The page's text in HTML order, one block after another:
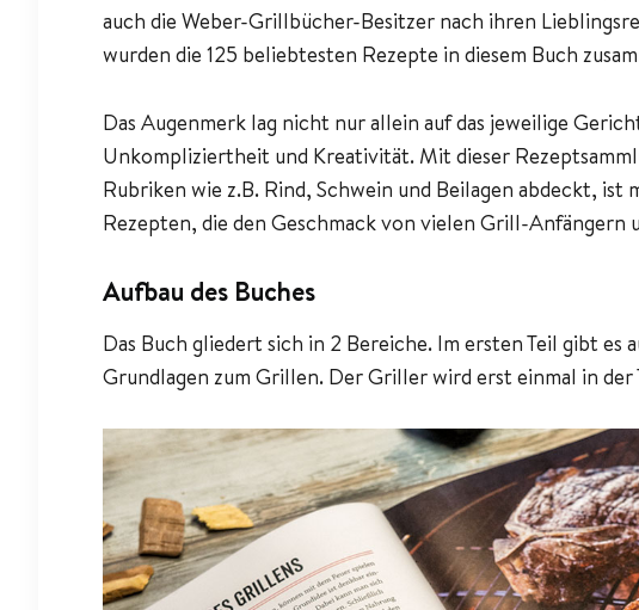
auch die Weber-Grillbücher-Besitzer nach ihren
wurden die 125 beliebtesten Rezepte in diesem Buch
Das Augenmerk lag nicht nur allein auf das jeweilige
Unkompliziertheit und Kreativität. Mit dieser
Rubriken wie z.B. Rind, Schwein und Beilagen abdeckt, ist
Rezepten, die den Geschmack von vielen Grill-
Aufbau des Buches
Das Buch gliedert sich in 2 Bereiche. Im ersten Teil gibt es
Grundlagen zum Grillen. Der Griller wird erst einmal in